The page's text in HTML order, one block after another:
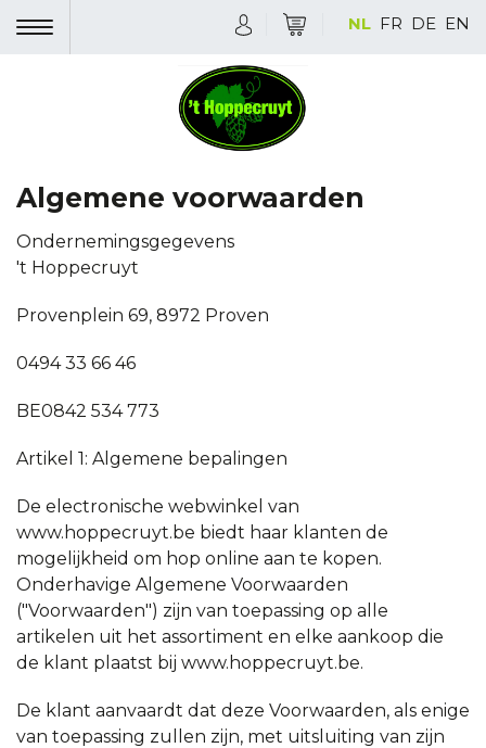
NL FR DE EN
Algemene voorwaarden
Ondernemingsgegevens
't Hoppecruyt
Provenplein 69, 8972 Proven
0494 33 66 46
BE0842 534 773
Artikel 1: Algemene bepalingen
De electronische webwinkel van
www.hoppecruyt.be biedt haar klanten de
mogelijkheid om hop online aan te kopen.
Onderhavige Algemene Voorwaarden
("Voorwaarden") zijn van toepassing op alle
artikelen uit het assortiment en elke aankoop die
de klant plaatst bij www.hoppecruyt.be.
De klant aanvaardt dat deze Voorwaarden, als enige
van toepassing zullen zijn, met uitsluiting van zijn